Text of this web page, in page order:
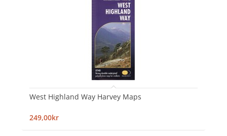
West Highland Way Harvey Maps
249,00kr